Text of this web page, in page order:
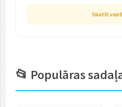
Skatīt
📂 Populāras